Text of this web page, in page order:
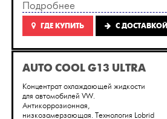
Подробнее
ГДЕ КУПИТЬ C ДОСТАВКОЙ
AUTO COOL G13 ULTRA
Концентрат охлаждающей жидкости
для автомобилей VW.
Антикоррозионная,
низкозамерзающая. Технология Lobrid